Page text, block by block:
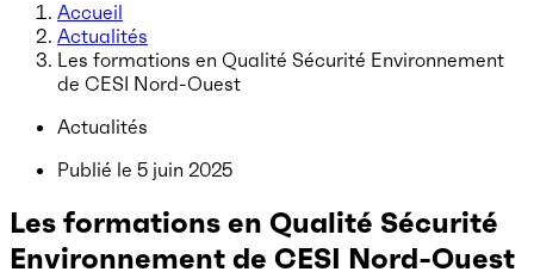
Accueil
Actualités
Les formations en Qualité Sécurité Environnement
de CESI Nord-Ouest
Actualités
Publié le 5 juin 2025
Les formations en Qualité Sécurité
Environnement de CESI Nord-Ouest